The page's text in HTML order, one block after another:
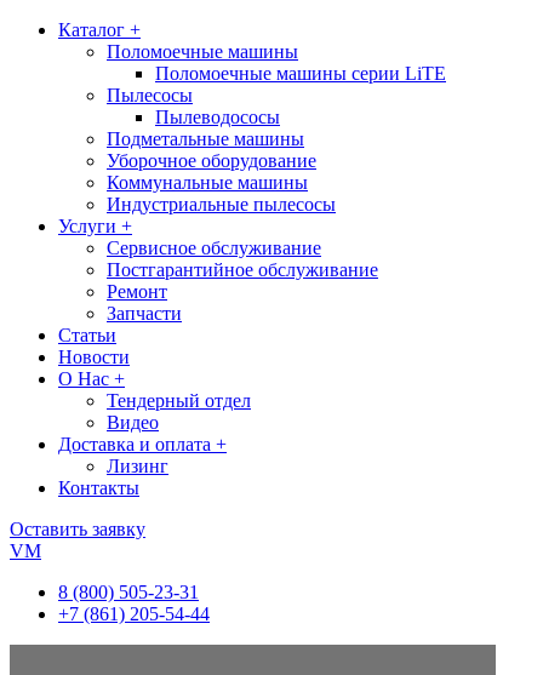
Каталог +
Поломоечные машины
Поломоечные машины серии LiTE
Пылесосы
Пылеводососы
Подметальные машины
Уборочное оборудование
Коммунальные машины
Индустриальные пылесосы
Услуги +
Сервисное обслуживание
Постгарантийное обслуживание
Ремонт
Запчасти
Статьи
Новости
О Нас +
Тендерный отдел
Видео
Доставка и оплата +
Лизинг
Контакты
Оставить заявку
VM
8 (800) 505-23-31
+7 (861) 205-54-44